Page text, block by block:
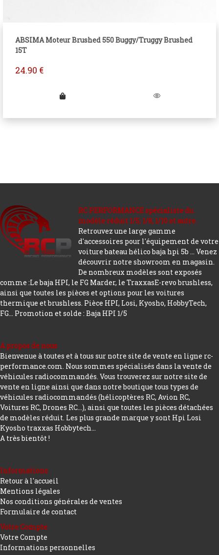
ABSIMA Moteur Brushed 550 Buggy/Truggy Brushed
15T
24.90 €
RC PERFORMANCE spécialiste du
modèle réduit 1/5, 1/8, 1/10 et autre.
Retrouvez une large gamme
d'accessoires pour l'équipement de votre
voiture bateau hélico baja hpi 5b ... Venez
découvrir notre showroom en magasin.
De nombreux modèles sont exposés
comme :Le baja HPI, le FG Marder, le TraxxasE-revo brushless,
ainsi que toutes les pièces et options pour les voitures
thermique et brushless. Pièce HPI, Losi, Kyosho, HobbyTech,
FG... Promotion et solde : Baja HPI 1/5
A propos de nous
Bienvenue à toutes et à tous sur notre site de vente en ligne rc-
performance.com. Nous sommes spécialisés dans la vente de
véhicules radiocommandés. Vous trouverez sur notre site de
vente en ligne ainsi que dans notre boutique tous types de
véhicules radiocommandés (hélicoptères RC, Avion RC,
Voitures RC, Drones RC…), ainsi que toutes les pièces détachées
de modèles réduit. Les plus grande marque y sont Hpi Losi
Kyosho traxxas Hobbytech...
A très bientôt !
Informations
Retour à l'accueil
Mentions légales
Nos conditions générales de ventes
Formulaire de contact
Votre Compte
Votre Compte
Informations personnelles